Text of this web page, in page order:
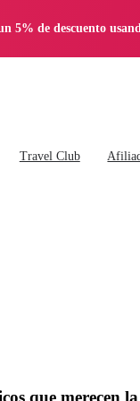
5% de descuento
Travel Club
que merecen